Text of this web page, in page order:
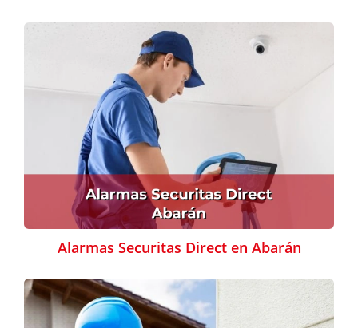
Alarmas Securitas Direct en Abarán